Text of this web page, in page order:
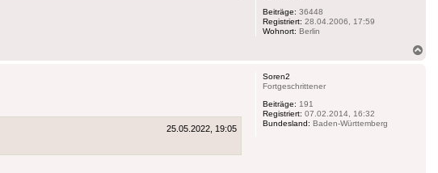
Beiträge: 36448
Registriert: 28.04.2006, 17:59
Wohnort: Berlin
Soren2
Fortgeschrittener
Beiträge: 191
Registriert: 07.02.2014, 16:32
Bundesland: Baden-Württemberg
25.05.2022, 19:05